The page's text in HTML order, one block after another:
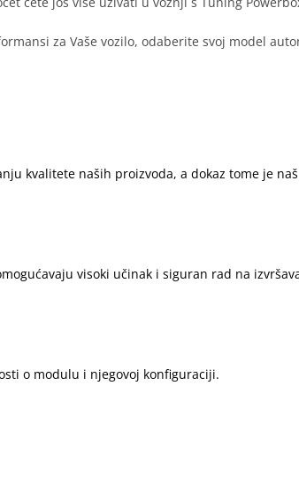
za Vaše vozilo, odaberite svoj model
kvalitete naših proizvoda, a dokaz tome je naš
visoki učinak i siguran rad na
o modulu i njegovoj konfiguraciji.